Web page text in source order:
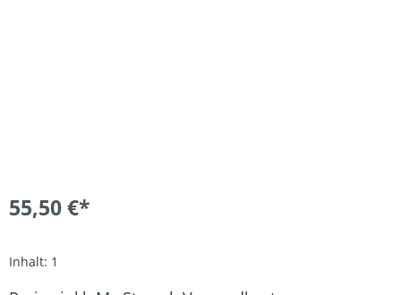
55,50 €*
Inhalt: 1